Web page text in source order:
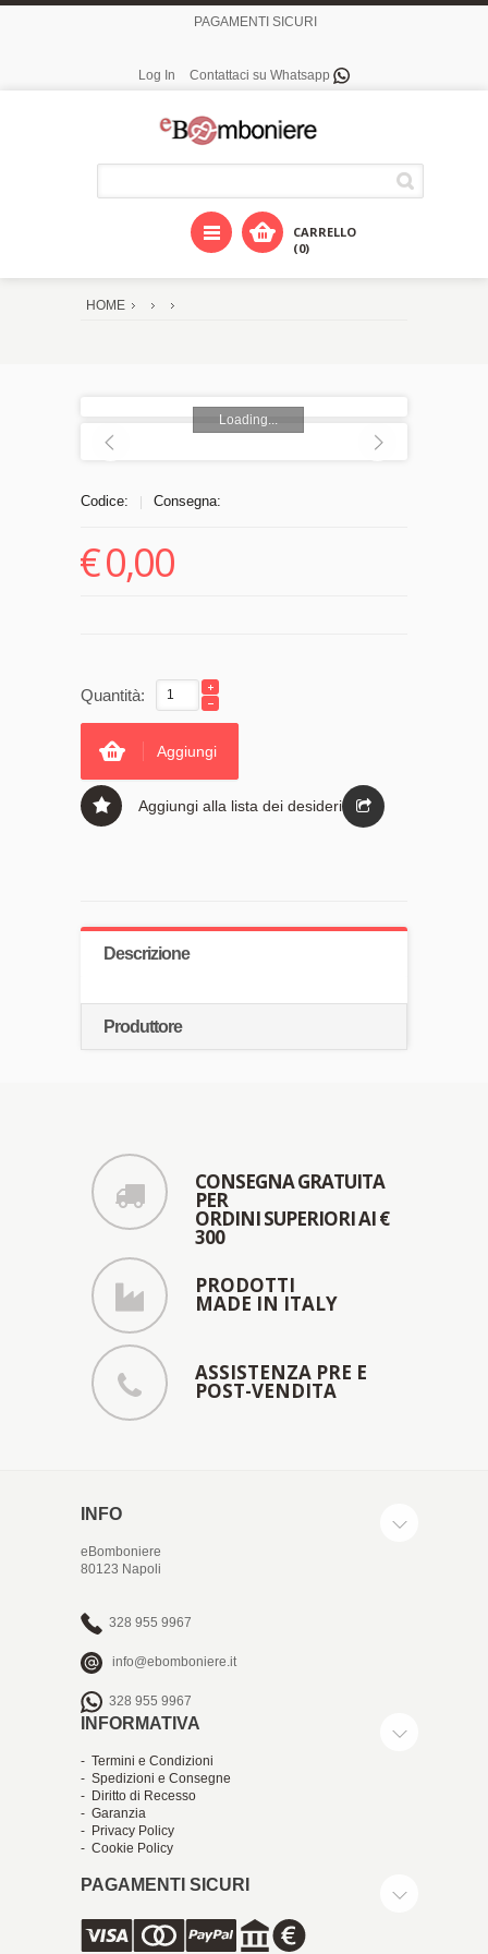
PAGAMENTI SICURI
Log In Contattaci su Whatsapp
CARRELLO
(0)
HOME
Loading...
Codice: Consegna:
€0,00
Quantità:
Aggiungi
Aggiungi alla lista dei desideri
Descrizione
Produttore
CONSEGNA GRATUITA
PER
ORDINI SUPERIORI AI €
300
PRODOTTI
MADE IN ITALY
ASSISTENZA PRE E
POST-VENDITA
INFO
eBomboniere
80123 Napoli
328 955 9967
info@ebomboniere.it
328 955 9967
INFORMATIVA
- Termini e Condizioni
- Spedizioni e Consegne
- Diritto di Recesso
- Garanzia
- Privacy Policy
- Cookie Policy
PAGAMENTI SICURI